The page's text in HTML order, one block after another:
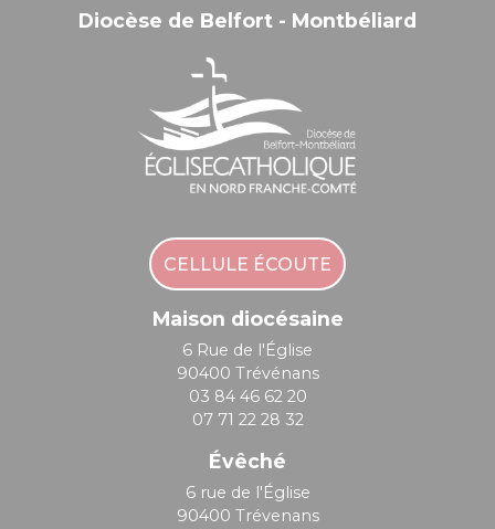
Diocèse de Belfort - Montbéliard
CELLULE ÉCOUTE
Maison diocésaine
6 Rue de l'Église
90400 Trévénans
03 84 46 62 20
07 71 22 28 32
Évêché
6 rue de l'Église
90400 Trévenans